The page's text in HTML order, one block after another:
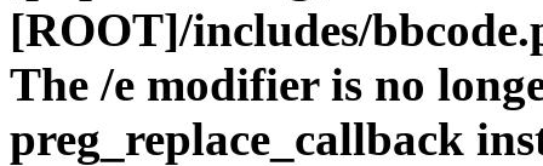
[ROOT]/includes/
The /e modifier is no
preg_replace_callback